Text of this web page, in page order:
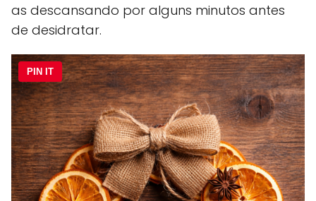
as descansando por alguns minutos antes
de desidratar.
PIN IT